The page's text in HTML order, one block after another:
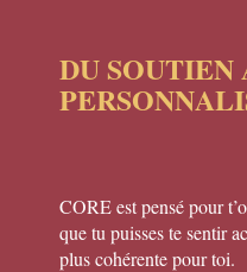
DU
CORE est pensé pour
que tu puisses te sentir
plus cohérente pour toi.